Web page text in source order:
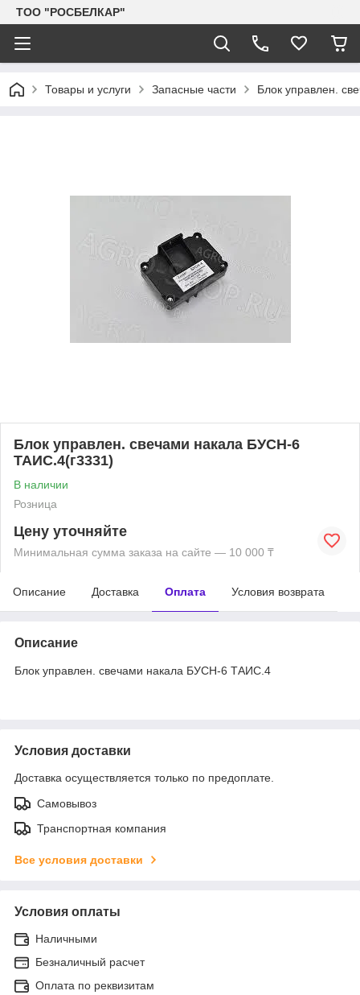
TOO "РОСБЕЛКАР"
Товары и услуги Запасные части Блок управлен.
Блок управлен. свечами накала БУСН-6
ТАИС.4(г3331)
В наличии
Розница
Цену уточняйте
Минимальная сумма заказа на сайте — 10 000 ₸
Описание Доставка Оплата Условия возврата
Описание
Блок управлен. свечами накала БУСН-6 ТАИС.4
Условия доставки
Доставка осуществляется только по предоплате.
Самовывоз
Транспортная компания
Все условия доставки
Условия оплаты
Наличными
Безналичный расчет
Оплата по реквизитам